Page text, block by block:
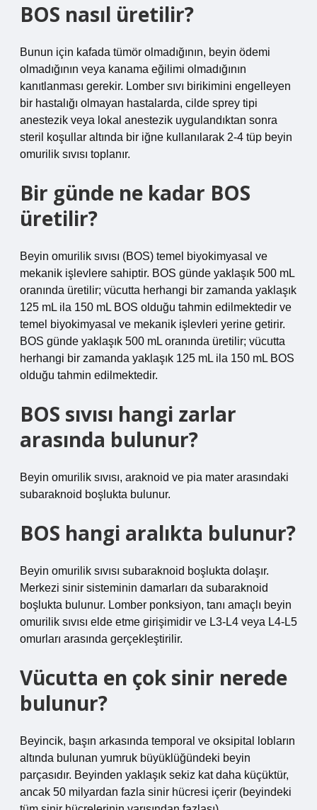
BOS nasıl üretilir?
Bunun için kafada tümör olmadığının, beyin ödemi
olmadığının veya kanama eğilimi olmadığının
kanıtlanması gerekir. Lomber sıvı birikimini engelleyen
bir hastalığı olmayan hastalarda, cilde sprey tipi
anestezik veya lokal anestezik uygulandıktan sonra
steril koşullar altında bir iğne kullanılarak 2-4 tüp beyin
omurilik sıvısı toplanır.
Bir günde ne kadar BOS
üretilir?
Beyin omurilik sıvısı (BOS) temel biyokimyasal ve
mekanik işlevlere sahiptir. BOS günde yaklaşık 500 mL
oranında üretilir; vücutta herhangi bir zamanda yaklaşık
125 mL ila 150 mL BOS olduğu tahmin edilmektedir ve
temel biyokimyasal ve mekanik işlevleri yerine getirir.
BOS günde yaklaşık 500 mL oranında üretilir; vücutta
herhangi bir zamanda yaklaşık 125 mL ila 150 mL BOS
olduğu tahmin edilmektedir.
BOS sıvısı hangi zarlar
arasında bulunur?
Beyin omurilik sıvısı, araknoid ve pia mater arasındaki
subaraknoid boşlukta bulunur.
BOS hangi aralıkta bulunur?
Beyin omurilik sıvısı subaraknoid boşlukta dolaşır.
Merkezi sinir sisteminin damarları da subaraknoid
boşlukta bulunur. Lomber ponksiyon, tanı amaçlı beyin
omurilik sıvısı elde etme girişimidir ve L3-L4 veya L4-L5
omurları arasında gerçekleştirilir.
Vücutta en çok sinir nerede
bulunur?
Beyincik, başın arkasında temporal ve oksipital lobların
altında bulunan yumruk büyüklüğündeki beyin
parçasıdır. Beyinden yaklaşık sekiz kat daha küçüktür,
ancak 50 milyardan fazla sinir hücresi içerir (beyindeki